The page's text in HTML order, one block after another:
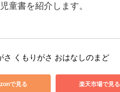
児童書を紹介します。
さ くもりがさ おはなしのまど
で見る 楽天市場で見る